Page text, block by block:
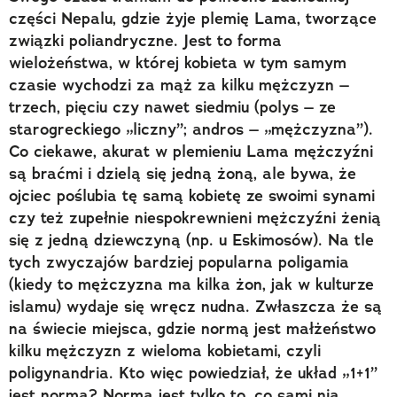
części Nepalu, gdzie żyje plemię Lama, tworzące
związki poliandryczne. Jest to forma
wielożeństwa, w której kobieta w tym samym
czasie wychodzi za mąż za kilku mężczyzn –
trzech, pięciu czy nawet siedmiu (polys – ze
starogreckiego „liczny”; andros – „mężczyzna”).
Co ciekawe, akurat w plemieniu Lama mężczyźni
są braćmi i dzielą się jedną żoną, ale bywa, że
ojciec poślubia tę samą kobietę ze swoimi synami
czy też zupełnie niespokrewnieni mężczyźni żenią
się z jedną dziewczyną (np. u Eskimosów). Na tle
tych zwyczajów bardziej popularna poligamia
(kiedy to mężczyzna ma kilka żon, jak w kulturze
islamu) wydaje się wręcz nudna. Zwłaszcza że są
na świecie miejsca, gdzie normą jest małżeństwo
kilku mężczyzn z wieloma kobietami, czyli
poligynandria. Kto więc powiedział, że układ „1+1”